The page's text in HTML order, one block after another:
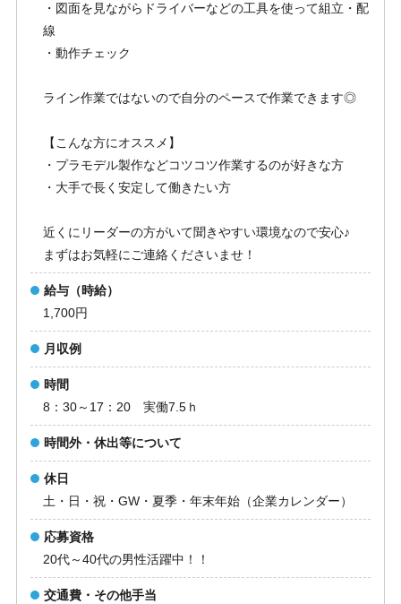
・図面を見ながらドライバーなどの工具を使って組立・配
線
・動作チェック
ライン作業ではないので自分のペースで作業できます◎
【こんな方にオススメ】
・プラモデル製作などコツコツ作業するのが好きな方
・大手で長く安定して働きたい方
近くにリーダーの方がいて聞きやすい環境なので安心♪
まずはお気軽にご連絡くださいませ！
給与（時給）
1,700円
月収例
時間
8：30～17：20 実働7.5ｈ
時間外・休出等について
休日
土・日・祝・GW・夏季・年末年始（企業カレンダー）
応募資格
20代～40代の男性活躍中！！
交通費・その他手当